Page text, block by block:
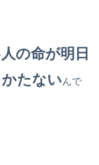
の命が明日
たないんで